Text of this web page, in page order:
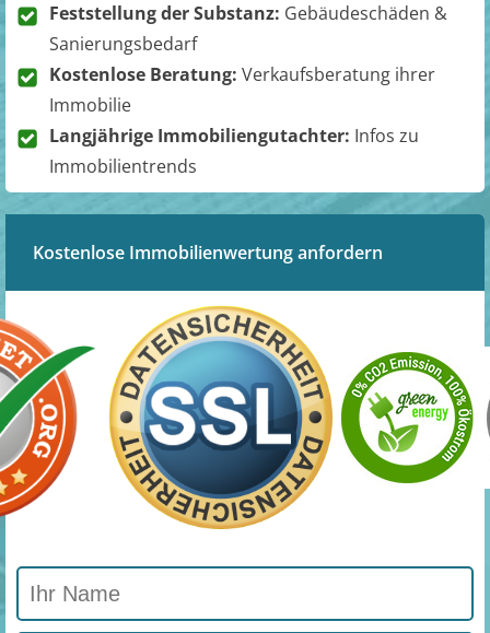
Feststellung der Substanz: Gebäudeschäden &
Sanierungsbedarf
Kostenlose Beratung: Verkaufsberatung ihrer
Immobilie
Langjährige Immobiliengutachter: Infos zu
Immobilientrends
Kostenlose Immobilienwertung anfordern